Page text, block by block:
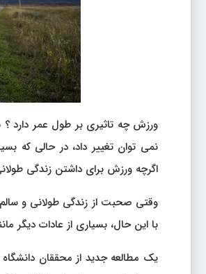
ورزش چه تاثیری بر طول عمر دارد ؟
اگرچه ورزش برای داشتن زندگی
وقتی صحبت از زندگی طولانی و
با این حال، بسیاری از عادات دیگر